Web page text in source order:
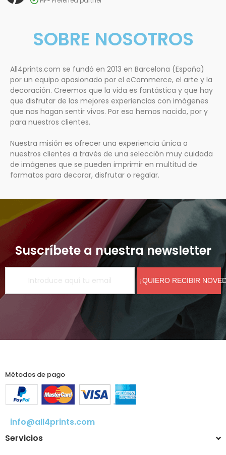
SOBRE NOSOTROS
All4prints.com se fundó en 2013 en Barcelona (España)
por un equipo apasionado por el eCommerce, el arte y la
decoración. Creemos que la vida es fantástica y que hay
que disfrutar de las mejores experiencias con imágenes
que nos hagan sentir vivos. Por eso hemos nacido, por y
para nuestros clientes.
Nuestra misión es ofrecer una experiencia única a
nuestros clientes a través de una selección muy cuidada
de imágenes que se pueden imprimir en multitud de
formatos para decorar, disfrutar o regalar.
Suscríbete a nuestra newsletter
¡QUIERO RECIBIR
Métodos de pago
info@all4prints.com
Servicios